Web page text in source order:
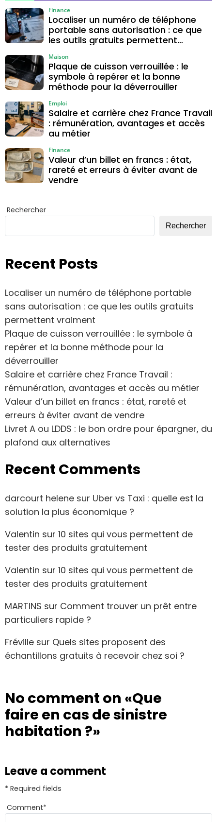
Localiser un numéro de téléphone
portable sans autorisation : ce que
les outils gratuits permettent
Finance
Plaque de cuisson verrouillée : le
symbole à repérer et la bonne
méthode pour la déverrouiller
Maison
Salaire et carrière chez France Travail
: rémunération, avantages et accès
au métier
Emploi
Valeur d’un billet en francs : état,
rareté et erreurs à éviter avant de
vendre
Finance
Rechercher
Rechercher
Recent Posts
Localiser un numéro de téléphone portable
sans autorisation : ce que les outils gratuits
permettent vraiment
Plaque de cuisson verrouillée : le symbole à
repérer et la bonne méthode pour la
déverrouiller
Salaire et carrière chez France Travail :
rémunération, avantages et accès au métier
Valeur d’un billet en francs : état, rareté et
erreurs à éviter avant de vendre
Livret A ou LDDS : le bon ordre pour épargner, du
plafond aux alternatives
Recent Comments
darcourt helene sur Uber vs Taxi : quelle est la
solution la plus économique ?
Valentin sur 10 sites qui vous permettent de
tester des produits gratuitement
Valentin sur 10 sites qui vous permettent de
tester des produits gratuitement
MARTINS sur Comment trouver un prêt entre
particuliers rapide ?
Fréville sur Quels sites proposent des
échantillons gratuits à recevoir chez soi ?
No comment on «Que
faire en cas de sinistre
habitation ?»
Leave a comment
* Required fields
Comment*